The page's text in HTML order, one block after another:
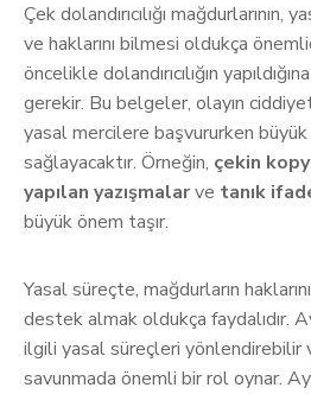
Çek dolandırıcılığı mağdurlarının,
ve haklarını bilmesi oldukça
öncelikle dolandırıcılığın
gerekir. Bu belgeler, olayın
yasal mercilere başvururken
sağlayacaktır. Örneğin, çekin
yapılan yazışmalarve tanık
büyük önem taşır.
Yasal süreçte, mağdurların
destek almak oldukça faydalıdır.
ilgili yasal süreçleri yönlendirebilir
savunmada önemli bir rol oynar.